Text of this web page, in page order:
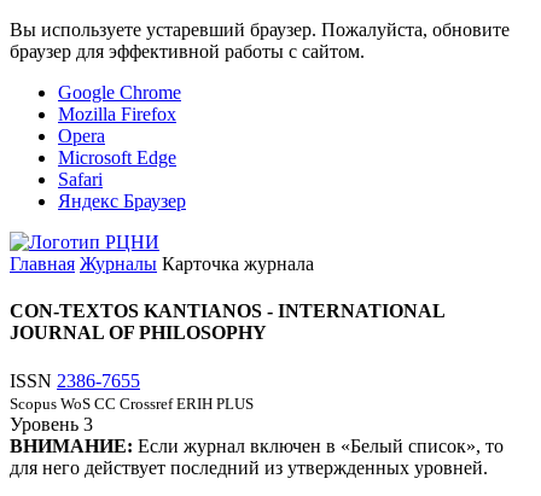
Вы используете устаревший браузер. Пожалуйста, обновите
браузер для эффективной работы с сайтом.
Google Chrome
Mozilla Firefox
Opera
Microsoft Edge
Safari
Яндекс Браузер
Главная Журналы Карточка журнала
CON-TEXTOS KANTIANOS - INTERNATIONAL
JOURNAL OF PHILOSOPHY
ISSN 2386-7655
Scopus WoS CC Crossref ERIH PLUS
Уровень 3
ВНИМАНИЕ: Если журнал включен в «Белый список», то
для него действует последний из утвержденных уровней.